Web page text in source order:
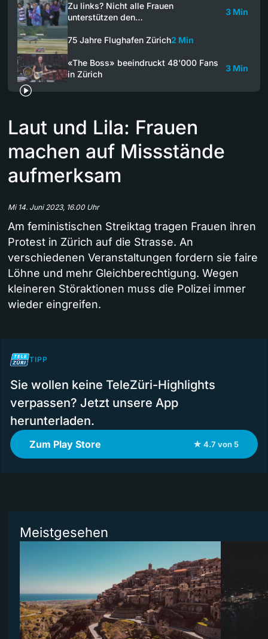
Zu links? Nicht alle Frauen
unterstützen den…
3 Min
75 Jahre Flughafen Zürich2 Min
«The Boss» beeindruckt 48'000 Fans
in Zürich
3 Min
Laut und Lila: Frauen
machen auf Missstände
aufmerksam
Mi 14. Juni 2023, 16.00 Uhr
Am feministischen Streiktag tragen Frauen ihren
Protest in Zürich auf die Strasse. An
verschiedenen Veranstaltungen fordern sie faire
Löhne und mehr Gleichberechtigung. Wegen
kleineren Störaktionen muss die Polizei immer
wieder eingreifen.
TIPP
Sie wollen keine TeleZüri-Highlights
verpassen? Jetzt unsere App
herunterladen.
Zum Play Store ★ 4.7 von 5
Meistgesehen